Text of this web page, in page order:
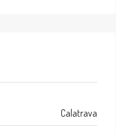
Calatrava